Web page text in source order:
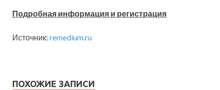
Подробная информация и регистрация
Источник: remedium.ru
ПОХОЖИЕ ЗАПИСИ